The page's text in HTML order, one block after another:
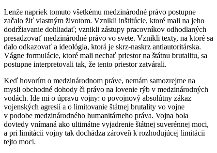
Lenže napriek tomuto všetkému medzinárodné právo postupne
začalo žiť vlastným životom. Vznikli inštitúcie, ktoré mali na jeho
dodržiavanie dohliadať; vznikli zástupy pracovníkov odhodlaných
presadzovať medzinárodné právo vo svete. Vznikli texty, na ktoré sa
dalo odkazovať a ideológia, ktorá je skrz-naskrz antiautoritárska.
Vágne formulácie, ktoré mali nechať priestor na štátnu brutalitu, sa
postupne interpretovali tak, že tento priestor zatvárali.
Keď hovorím o medzinárodnom práve, nemám samozrejme na
mysli obchodné dohody či právo na lovenie rýb v medzinárodných
vodách. Ide mi o úpravu vojny: o povojnový absolútny zákaz
vojenských agresií a o limitovanie štátnej brutality vo vojne
v podobe medzinárodného humanitárneho práva. Vojna bola
dovtedy vnímaná ako ultimátne vyjadrenie štátnej suverénnej moci,
a pri limitácii vojny tak dochádza zároveň k rozhodujúcej limitácii
tejto moci.